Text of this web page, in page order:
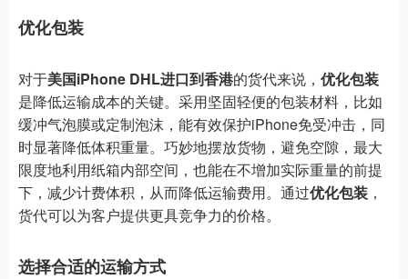
优化包装
对于美国iPhone DHL进口到香港的货代来说， 优化包装
是降低运输成本的关键。采用坚固轻便的包装材料，比如
缓冲气泡膜或定制泡沫，能有效保护iPhone免受冲击，同
时显著降低体积重量。巧妙地摆放货物，避免空隙，最大
限度地利用纸箱内部空间，也能在不增加实际重量的前提
下，减少计费体积，从而降低运输费用。通过优化包装 ，
货代可以为客户提供更具竞争力的价格。
选择合适的运输方式